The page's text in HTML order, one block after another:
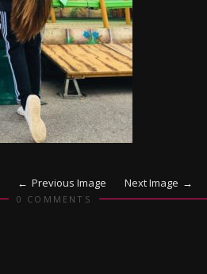
Previous Image Next Image
0 COMMENTS